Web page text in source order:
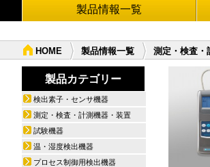
製品情報一覧
HOME 製品情報一覧 測定・検査・
製品カテゴリー
検出素子・センサ機器
測定・検査・計測機器・装置
試験機器
温・湿度検出機器
プロセス制御用検出機器